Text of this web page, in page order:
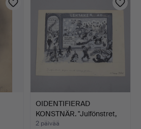
OIDENTIFIERAD
KONSTNÄR. "Julfönstret,
saga…
2 päivää